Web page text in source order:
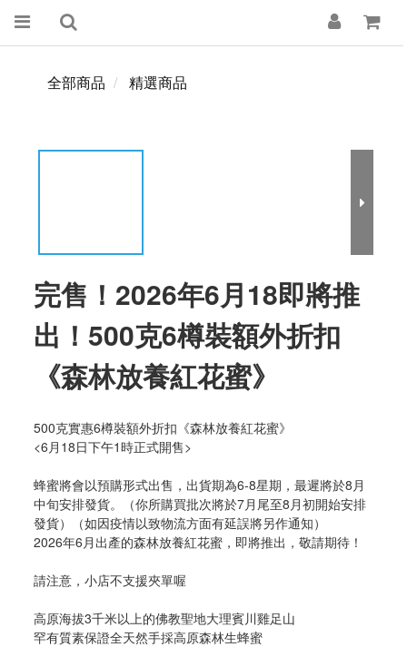
全部商品 精選商品
完售！2026年6月18即將推
出！500克6樽裝額外折扣
《森林放養紅花蜜》
500克實惠6樽裝額外折扣《森林放養紅花蜜》
<6月18日下午1時正式開售>
蜂蜜將會以預購形式出售，出貨期為6-8星期，最遲將於8月
中旬安排發貨。（你所購買批次將於7月尾至8月初開始安排
發貨）（如因疫情以致物流方面有延誤將另作通知）
2026年6月出產的森林放養紅花蜜，即將推出，敬請期待！
請注意，小店不支援夾單喔
高原海拔3千米以上的佛教聖地大理賓川雞足山
罕有質素保證全天然手採高原森林生蜂蜜